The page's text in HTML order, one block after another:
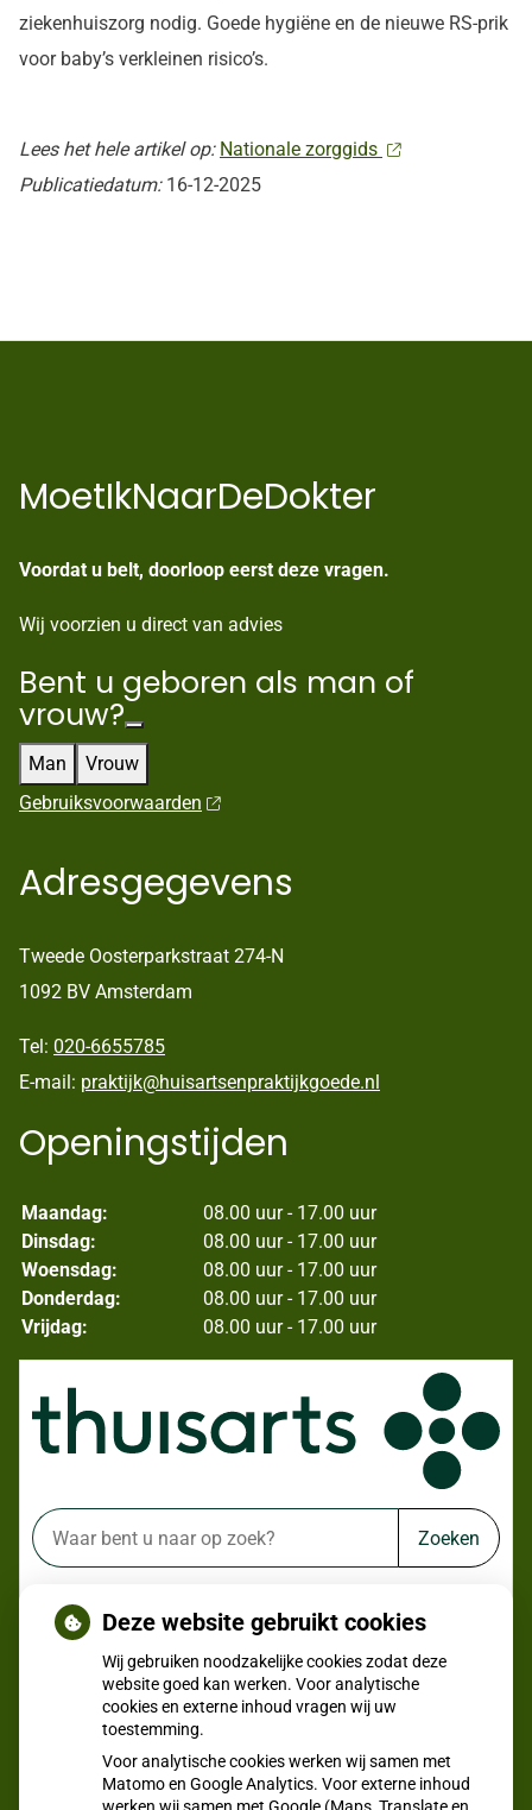
ziekenhuiszorg nodig. Goede hygiëne en de nieuwe RS-prik
voor baby’s verkleinen risico’s.
Lees het hele artikel op: Nationale zorggids
Publicatiedatum: 16-12-2025
MoetIkNaarDeDokter
Voordat u belt, doorloop eerst deze vragen.
Wij voorzien u direct van advies
Bent u geboren als man of
vrouw?
Man
Vrouw
Gebruiksvoorwaarden
Adresgegevens
Tweede Oosterparkstraat 274-N
1092 BV Amsterdam
Tel: 020-6655785
E-mail: praktijk@huisartsenpraktijkgoede.nl
Openingstijden
Maandag:
08.00 uur - 17.00 uur
Dinsdag:
08.00 uur - 17.00 uur
Woensdag:
08.00 uur - 17.00 uur
Donderdag:
08.00 uur - 17.00 uur
Vrijdag:
08.00 uur - 17.00 uur
Zoeken
Betrouwbare informatie over ziekte en gezondheid
Deze website gebruikt cookies
Wij gebruiken noodzakelijke cookies zodat deze
website goed kan werken. Voor analytische
cookies en externe inhoud vragen wij uw
toestemming.
Voor analytische cookies werken wij samen met
Matomo en Google Analytics. Voor externe inhoud